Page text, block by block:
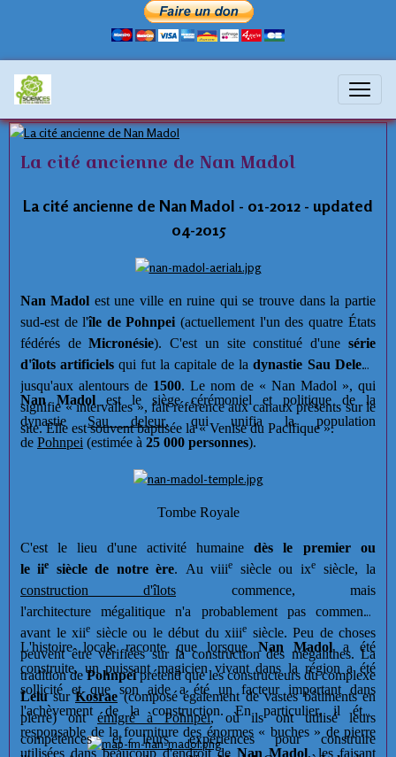
cité engloutie
La cité ancienne de Nan Madol
La cité ancienne de Nan Madol - 01-2012 - updated
04-2015
Nan Madol est une ville en ruine qui se trouve dans la partie
sud-est de l'île de Pohnpei (actuellement l'un des quatre États
fédérés de Micronésie). C'est un site constitué d'une série
d'îlots artificiels qui fut la capitale de la dynastie Sau Deleur
jusqu'aux alentours de 1500. Le nom de « Nan Madol », qui
signifie « intervalles », fait référence aux canaux présents sur le
site. Elle est souvent baptisée la « Venise du Pacifique ».
Nan Madol est le siège cérémoniel et politique de la
dynastieSau deleur, qui unifia la population
de Pohnpei (estimée à 25 000 personnes).
Tombe Royale
C'est le lieu d'une activité humaine dès le premier ou
le iie siècle de notre ère. Au viiie siècle ou ixe
siècle, la
construction d'îlots commence, mais
l'architecture mégalitique n'a probablement pas commencé
avant le xiie siècle ou le début du xiiie siècle. Peu de choses
peuvent être vérifiées sur la construction des mégalithes. La
tradition dePohnpeiprétend que les constructeurs du complexe
LelusurKosrae(composé également de vastes bâtiments en
pierre) ont émigré à Pohnpei, où ils ont utilisé leurs
compétences et leurs expériences pour construire
L'histoire locale raconte que lorsque Nan Madola été
construite, un puissant magicien vivant dans la région a été
sollicité et que son aide a été un facteur important dans
l'achèvement de la construction. En particulier, il était
responsable de la fourniture des énormes « buches » de pierre
utilisées dans beaucoup d'endroit de Nan Madol, les faisant